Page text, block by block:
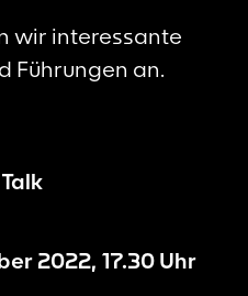
wir interessante
Führungen an.
2022, 17.30 Uhr